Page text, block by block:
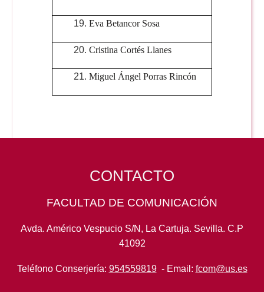
Eva Betancor Sosa
Cristina Cortés Llanes
Miguel Ángel Porras Rincón
CONTACTO
FACULTAD DE COMUNICACIÓN
Avda. Américo Vespucio S/N, La Cartuja. Sevilla. C.P
41092
Teléfono Conserjería: 954559819- Email: fcom@us.es